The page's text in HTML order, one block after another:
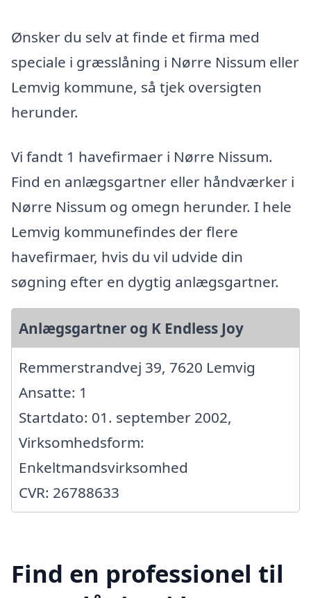
Ønsker du selv at finde et firma med
speciale i græsslåning i Nørre Nissum eller
Lemvig kommune, så tjek oversigten
herunder.
Vi fandt 1 havefirmaer i Nørre Nissum.
Find en anlægsgartner eller håndværker i
Nørre Nissum og omegn herunder. I hele
Lemvig kommunefindes der flere
havefirmaer, hvis du vil udvide din
søgning efter en dygtig anlægsgartner.
Anlægsgartner og K Endless Joy
Remmerstrandvej 39, 7620 Lemvig
Ansatte: 1
Startdato: 01. september 2002,
Virksomhedsform:
Enkeltmandsvirksomhed
CVR: 26788633
Find en professionel til